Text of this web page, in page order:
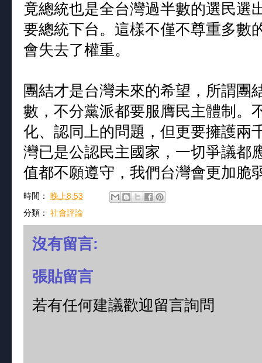
竟總統也是全台灣過半數的選民選
要總統下台。這樣不僅不尊重多數
會失去了權重。
團結才是台灣未來的希望，所謂團
數，不分黨派都要服膺民主體制。
化、認同上的問題，但更要擁護兩
灣已是公認民主國家，一切爭議都
值都不願遵守，我們台灣會更加脆
時間： 晚上8:53
分類： 社會評論
沒有留言:
張貼留言
若有任何建議歡迎留言詢問